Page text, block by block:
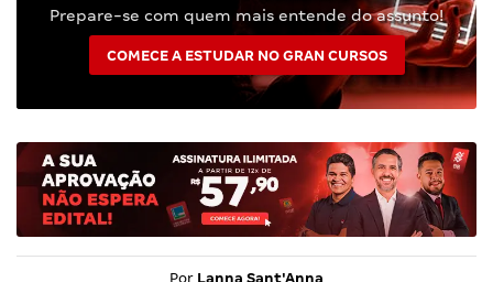
Prepare-se com quem mais entende do assunto!
COMECE A ESTUDAR NO GRAN CURSOS
Por Lanna Sant'Anna